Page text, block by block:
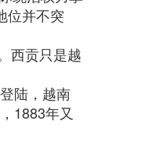
位并不突
西贡只是越
陆，越南
1883年又